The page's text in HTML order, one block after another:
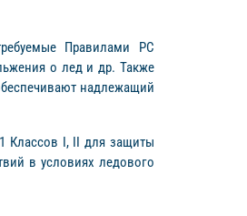
Правилами РС
о лед и др. Также
надлежащий
Классов I, II для защиты
в условиях ледового